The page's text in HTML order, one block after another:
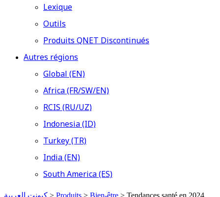
Lexique
Outils
Produits QNET Discontinués
Autres régions
Global (EN)
Africa (FR/SW/EN)
RCIS (RU/UZ)
Indonesia (ID)
Turkey (TR)
India (EN)
South America (ES)
كيونت العربية > Produits > Bien-être > Tendances santé en 2024